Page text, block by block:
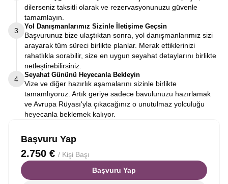
dilerseniz taksitli olarak ve rezervasyonunuzu güvenle
tamamlayın.
3
Yol Danışmanlarımız Sizinle İletişime Geçsin
Başvurunuz bize ulaştıktan sonra, yol danışmanlarımız sizi
arayarak tüm süreci birlikte planlar. Merak ettiklerinizi
rahatlıkla sorabilir, size en uygun seyahat detaylarını birlikte
netleştirebilirsiniz.
4
Seyahat Gününü Heyecanla Bekleyin
Vize ve diğer hazırlık aşamalarını sizinle birlikte
tamamlıyoruz. Artık geriye sadece bavulunuzu hazırlamak
ve Avrupa Rüyası'yla çıkacağınız o unutulmaz yolculuğu
heyecanla beklemek kalıyor.
Başvuru Yap
2.750 € / Kişi Başı
Başvuru Yap